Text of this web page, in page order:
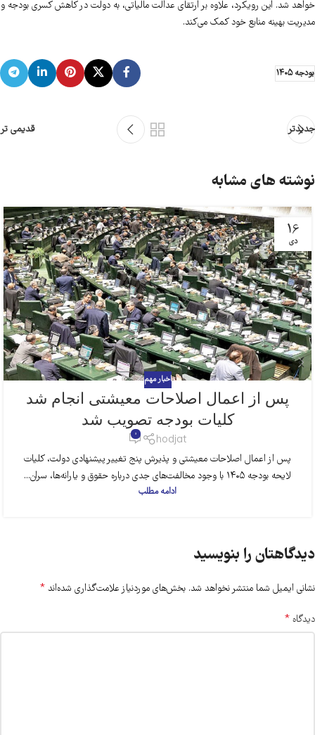
خواهد شد. این رویکرد، علاوه بر ارتقای عدالت مالیاتی، به دولت در کاهش کسری بودجه و
مدیریت بهینه منابع خود کمک می‌کند.
بودجه ۱۴۰۵
جدیدتر قدیمی تر
نوشته های مشابه
16
دی
اخبار مهم
پس از اعمال اصلاحات معیشتی انجام شد
کلیات بودجه تصویب شد
hodjat
0
پس از اعمال اصلاحات معیشتی و پذیرش پنج تغییر پیشنهادی دولت، کلیات
لایحه بودجه ۱۴۰۵ با وجود مخالفت‌های جدی درباره حقوق و یارانه‌ها، سران...
ادامه مطلب
دیدگاهتان را بنویسید
نشانی ایمیل شما منتشر نخواهد شد. بخش‌های موردنیاز علامت‌گذاری شده‌اند *
دیدگاه *